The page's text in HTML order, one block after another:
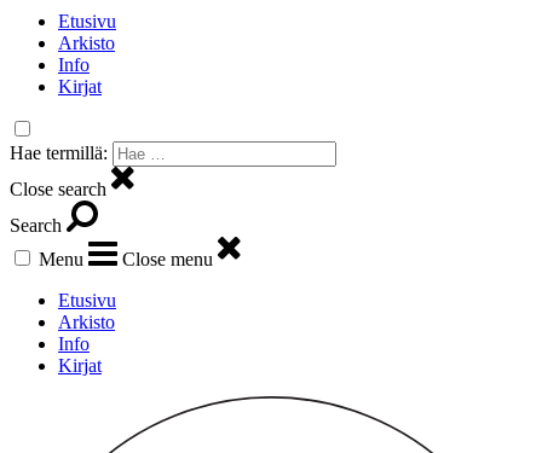
Etusivu
Arkisto
Info
Kirjat
Hae termillä:
Close search
Search
Menu
Close menu
Etusivu
Arkisto
Info
Kirjat